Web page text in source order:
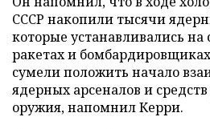
СССР накопили тысячи
которые устанавливались на
ракетах и
сумели положить начало
ядерных арсеналов и
оружия, напомнил Керри.